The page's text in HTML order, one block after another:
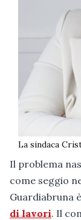
La sindaca
Il problema
come seggio
Guardiabruna
di lavori. Il